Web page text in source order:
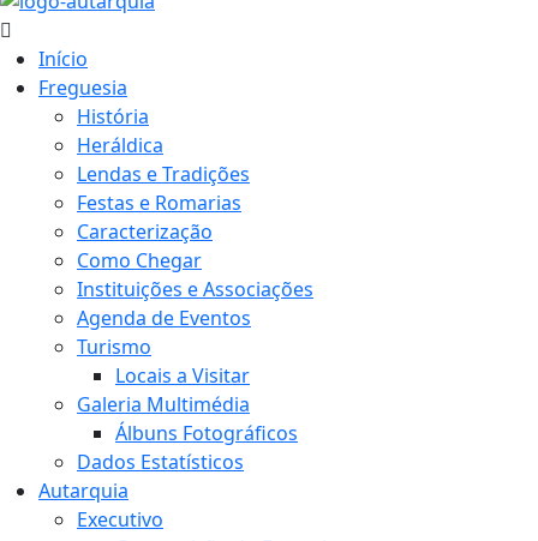
Início
Freguesia
História
Heráldica
Lendas e Tradições
Festas e Romarias
Caracterização
Como Chegar
Instituições e Associações
Agenda de Eventos
Turismo
Locais a Visitar
Galeria Multimédia
Álbuns Fotográficos
Dados Estatísticos
Autarquia
Executivo